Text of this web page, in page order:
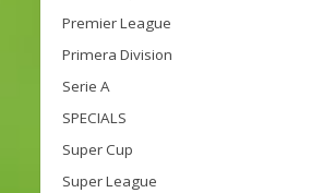
Premier League
Primera Division
Serie A
SPECIALS
Super Cup
Super League